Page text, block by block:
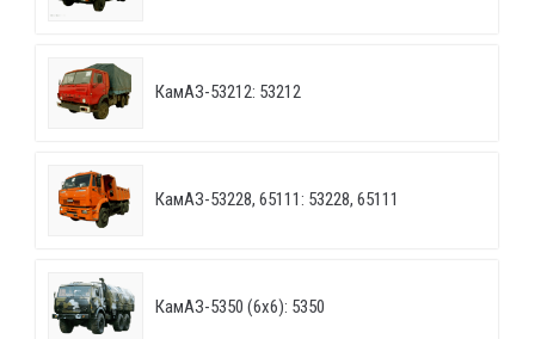
КамАЗ-53212: 53212
КамАЗ-53228, 65111: 53228, 65111
КамАЗ-5350 (6х6): 5350